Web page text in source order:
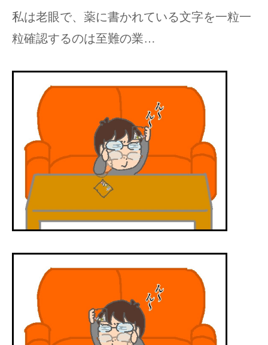
私は老眼で、薬に書かれている文字を一粒一
粒確認するのは至難の業…